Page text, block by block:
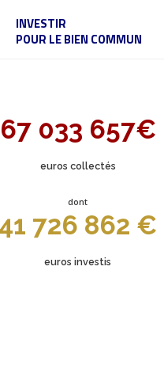
INVESTIR
POUR LE BIEN COMMUN
67 033 657€
euros collectés
dont
41 726 862 €
euros investis